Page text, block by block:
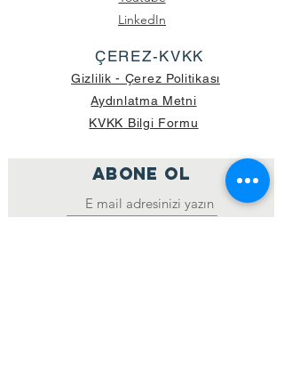
LinkedIn
ÇEREZ-KVKK
Gizlilik - Çerez Politikası
Aydınlatma Metni
KVKK Bilgi Formu
ABONE OL